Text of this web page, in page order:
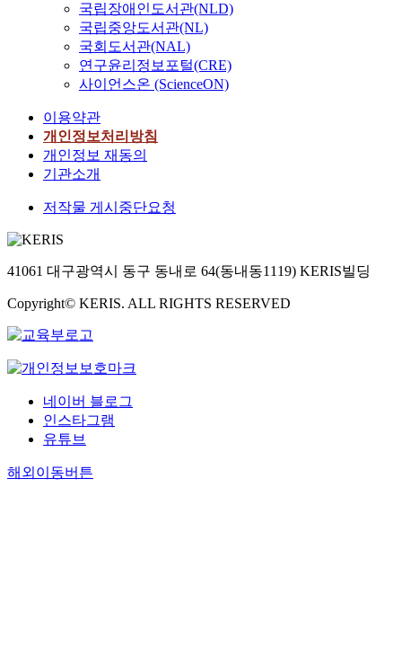
국립장애인도서관(NLD)
국립중앙도서관(NL)
국회도서관(NAL)
연구윤리정보포털(CRE)
사이언스온 (ScienceON)
이용약관
개인정보처리방침
개인정보 재동의
기관소개
저작물 게시중단요청
41061 대구광역시 동구 동내로 64(동내동1119) KERIS빌딩
Copyright© KERIS. ALL RIGHTS RESERVED
네이버 블로그
인스타그램
유튜브
해외이동버튼